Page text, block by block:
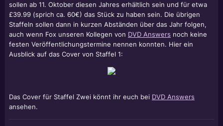
sollen ab 11. Oktober diesen Jahres erhältlich sein und für etwa
£39.99 (sprich ca. 60€) das Stück zu haben sein. Die übrigen
Staffeln sollen dann in kurzen Abständen über das Jahr folgen,
auch wenn Fox unseren Kollegen von DVD Answers noch keine
festen Veröffentlichungstermine nennen konnten. Hier ein
Ausblick auf das Cover von Staffel 1:
Das Cover für Staffel Zwei könnt ihr euch bei DVD Answers
ansehen.